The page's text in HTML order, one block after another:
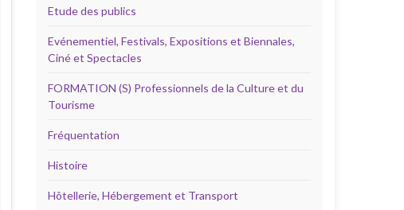
Etude des publics
Evénementiel, Festivals, Expositions et Biennales,
Ciné et Spectacles
FORMATION (S) Professionnels de la Culture et du
Tourisme
Fréquentation
Histoire
Hôtellerie, Hébergement et Transport